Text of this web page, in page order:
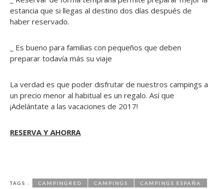
estancia que si llegas al destino dos días después de
haber reservado.
_ Es bueno para familias con pequeños que deben
preparar todavía más su viaje
La verdad es que poder disfrutar de nuestros campings a
un precio menor al habitual es un regalo. Así que
¡Adelántate a las vacaciones de 2017!
RESERVA Y AHORRA
TAGS : CAMPINGRED CAMPINGS
CAMPINGS ESPAÑA